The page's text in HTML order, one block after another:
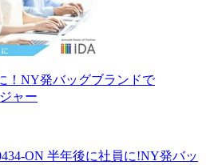
！NY発バッグブランドで
ャー
ON 半年後に社員に!NY発バッ